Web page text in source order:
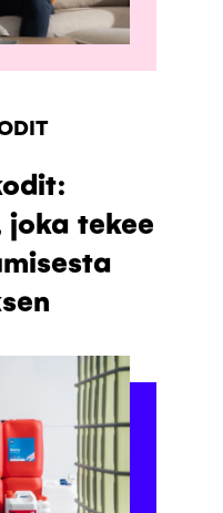
joka tekee